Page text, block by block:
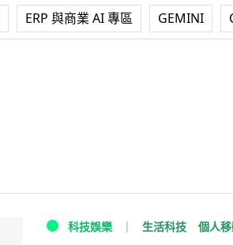
ERP 與商業 AI 專區 GEMINI
科技娛樂 生活科技 個人